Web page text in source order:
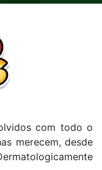
com todo o
merecem, desde